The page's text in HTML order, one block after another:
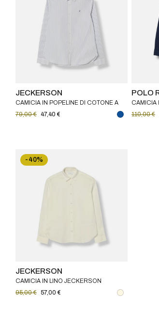
JECKERSON
CAMICIA IN POPELINE DI COTONE A
RIGHE JECKERSON BAMBINO
79,00 € 47,40 €
POLO
CAMICIA
LAUREN
110,00 €
-40%
JECKERSON
CAMICIA IN LINO JECKERSON
BAMBINO
95,00 € 57,00 €